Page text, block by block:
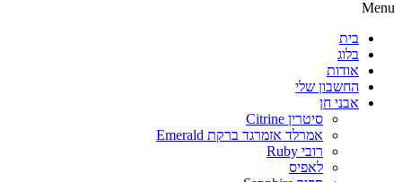
Menu
בית
בלוג
אודות
החשבון שלי
אבני חן
סיטרין Citrine
אמרלד אזמרגד ברקת Emerald
רובי Ruby
לאפיס